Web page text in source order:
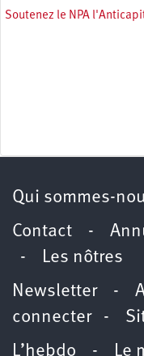
Soutenez le NPA
Qui sommes-
Contact -
-
Les nôtres
Newsletter-
connecter-
L’hebdo -
Le